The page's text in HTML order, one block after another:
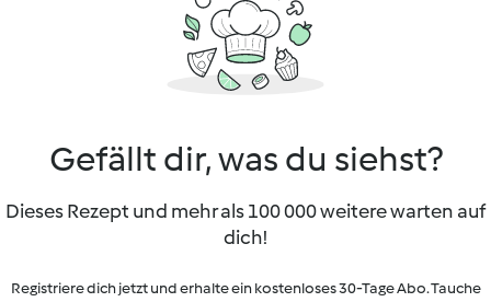
Gefällt dir, was du siehst?
Dieses Rezept und mehr als 100 000 weitere warten auf
dich!
Registriere dich jetzt und erhalte ein kostenloses 30-Tage Abo. Tauche